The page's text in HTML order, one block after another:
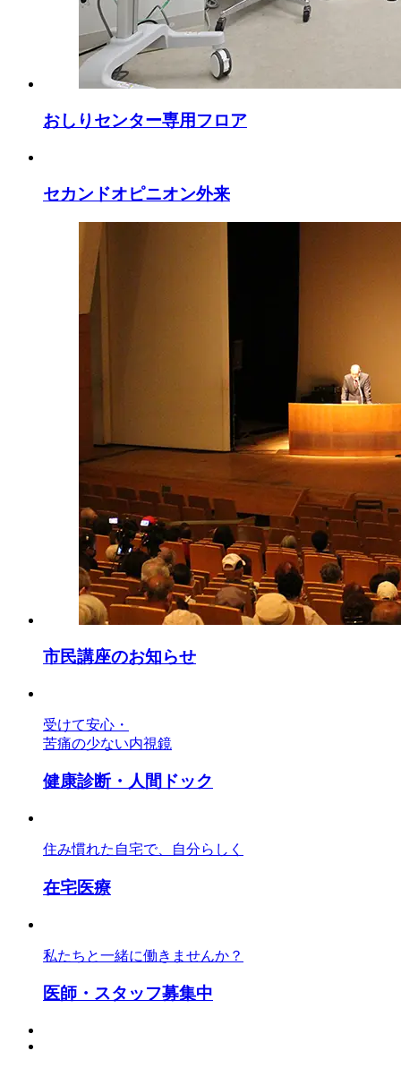
おしりセンター専用フロア
セカンドオピニオン外来
市民講座のお知らせ
受けて安心・
苦痛の少ない内視鏡
健康診断・人間ドック
住み慣れた自宅で、自分らしく
在宅医療
私たちと一緒に働きませんか？
医師・スタッフ募集中